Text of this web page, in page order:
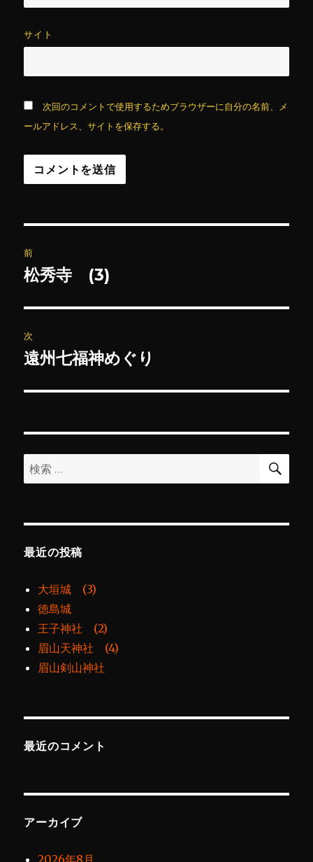
サイト
次回のコメントで使用するためブラウザーに自分の名前、メ
ールアドレス、サイトを保存する。
稿
ビ
ゲ
ー
ン
前
前
投
稿:
松秀寺 (3)
次
次
投
遠州七福神めぐり
検
索:
検
最近の投稿
大垣城 (3)
徳島城
王子神社 (2)
眉山天神社 (4)
眉山剣山神社
最近のコメント
アーカイブ